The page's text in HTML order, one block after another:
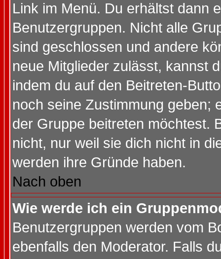
Link im Menü. Du erhältst dann
Benutzergruppen. Nicht alle
sind geschlossen und andere
neue Mitglieder zulässt, kannst
indem du auf den Beitreten-
noch seine Zustimmung geben;
der Gruppe beitreten möchtest.
nicht, nur weil sie dich nicht in
werden ihre Gründe haben.
Nach oben
Wie werde ich ein
Benutzergruppen werden vom
ebenfalls den Moderator. Falls